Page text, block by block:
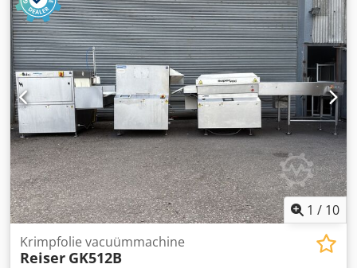
1 / 10
Krimpfolie vacuümmachine
Reiser GK512B